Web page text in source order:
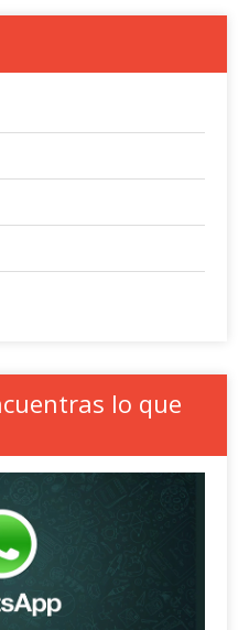
lo que